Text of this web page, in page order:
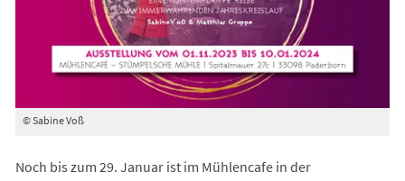
© Sabine Voß
Noch bis zum 29. Januar ist im Mühlencafe in der